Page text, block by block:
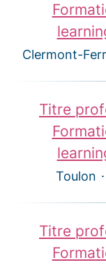
Clermont-
Titre
Toulon ·
Titre